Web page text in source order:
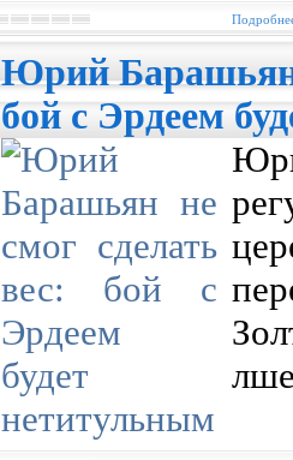
Юрий Барашьян
бой с Эрдеем